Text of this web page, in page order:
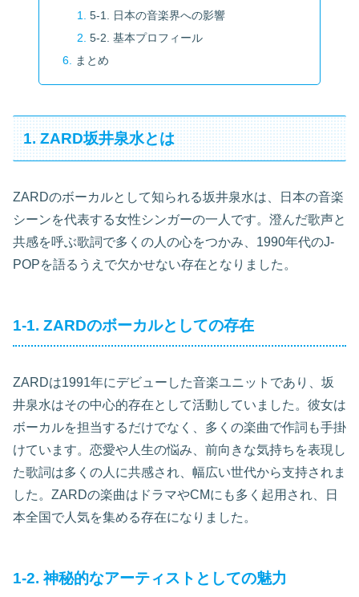
5-1. 日本の音楽界への影響
5-2. 基本プロフィール
まとめ
1. ZARD坂井泉水とは
ZARDのボーカルとして知られる坂井泉水は、日本の音楽
シーンを代表する女性シンガーの一人です。澄んだ歌声と
共感を呼ぶ歌詞で多くの人の心をつかみ、1990年代のJ-
POPを語るうえで欠かせない存在となりました。
1-1. ZARDのボーカルとしての存在
ZARDは1991年にデビューした音楽ユニットであり、坂
井泉水はその中心的存在として活動していました。彼女は
ボーカルを担当するだけでなく、多くの楽曲で作詞も手掛
けています。恋愛や人生の悩み、前向きな気持ちを表現し
た歌詞は多くの人に共感され、幅広い世代から支持されま
した。ZARDの楽曲はドラマやCMにも多く起用され、日
本全国で人気を集める存在になりました。
1-2. 神秘的なアーティストとしての魅力